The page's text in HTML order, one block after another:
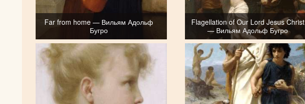
Far from home — Вильям Адольф
Бугро
Flagellation of Our Lord Jesus Christ
— Вильям Адольф Бугро